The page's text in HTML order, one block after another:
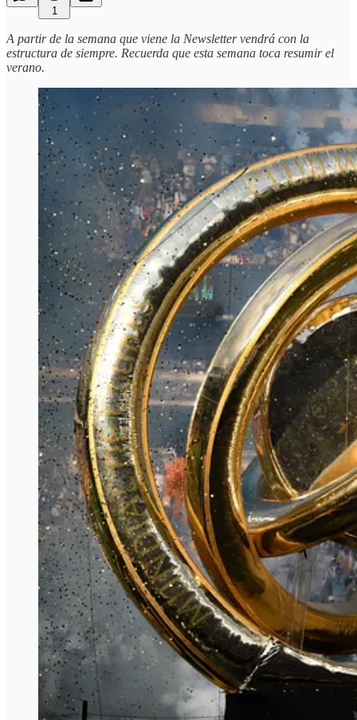
1
A partir de la semana que viene la Newsletter vendrá con la
estructura de siempre. Recuerda que esta semana toca resumir el
verano.